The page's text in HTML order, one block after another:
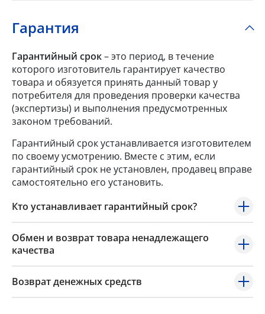
Гарантия
Гарантийный срок– это период, в течение
которого изготовитель гарантирует качество
товара и обязуется принять данный товар у
потребителя для проведения проверки качества
(экспертизы) и выполнения предусмотренных
законом требований.
Гарантийный срок устанавливается изготовителем
по своему усмотрению. Вместе с этим, если
гарантийный срок не установлен, продавец вправе
самостоятельно его установить.
Кто устанавливает гарантийный срок?
Обмен и возврат товара ненадлежащего
качества
Возврат денежных средств